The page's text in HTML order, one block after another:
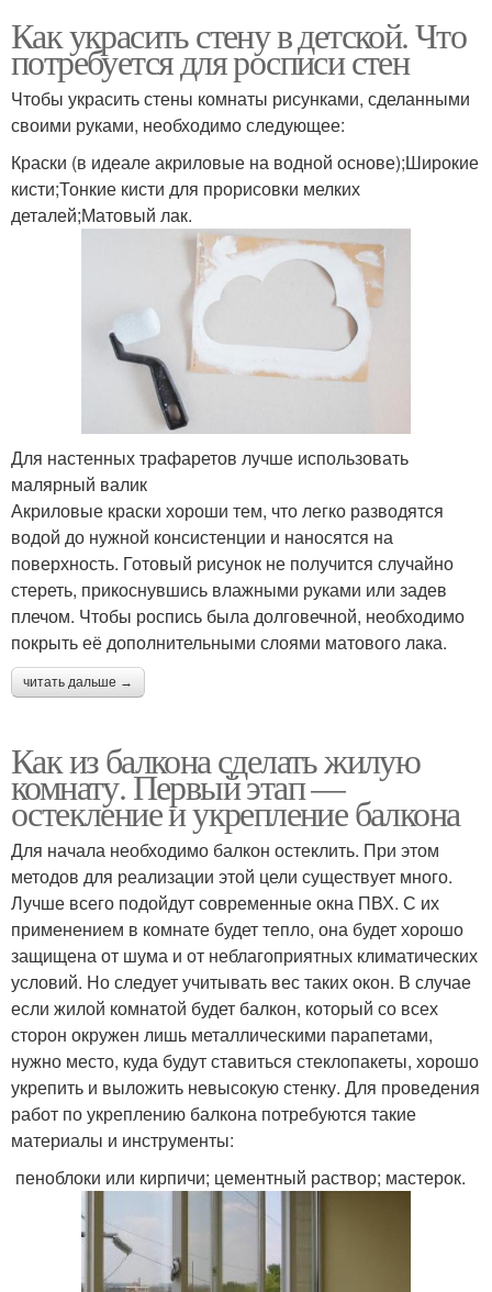
Как украсить стену в детской. Что
потребуется для росписи стен
Чтобы украсить стены комнаты рисунками, сделанными
своими руками, необходимо следующее:
Краски (в идеале акриловые на водной основе);Широкие
кисти;Тонкие кисти для прорисовки мелких
деталей;Матовый лак.
Для настенных трафаретов лучше использовать
малярный валик
Акриловые краски хороши тем, что легко разводятся
водой до нужной консистенции и наносятся на
поверхность. Готовый рисунок не получится случайно
стереть, прикоснувшись влажными руками или задев
плечом. Чтобы роспись была долговечной, необходимо
покрыть её дополнительными слоями матового лака.
читать дальше →
Как из балкона сделать жилую
комнату. Первый этап —
остекление и укрепление балкона
Для начала необходимо балкон остеклить. При этом
методов для реализации этой цели существует много.
Лучше всего подойдут современные окна ПВХ. С их
применением в комнате будет тепло, она будет хорошо
защищена от шума и от неблагоприятных климатических
условий. Но следует учитывать вес таких окон. В случае
если жилой комнатой будет балкон, который со всех
сторон окружен лишь металлическими парапетами,
нужно место, куда будут ставиться стеклопакеты, хорошо
укрепить и выложить невысокую стенку. Для проведения
работ по укреплению балкона потребуются такие
материалы и инструменты:
пеноблоки или кирпичи; цементный раствор; мастерок.